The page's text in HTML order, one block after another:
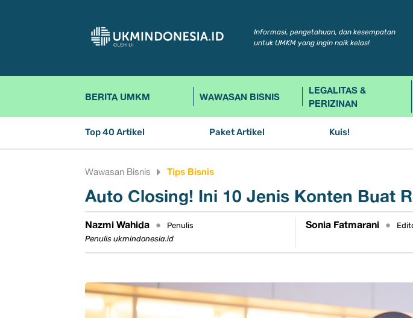
Informasi, pengetahuan, dan kesempatan
untuk UMKM yang ingin naik kelas!
BERITA UMKM WAWASAN BISNIS
LEGALITAS &
PERIZINAN
Top 40 Artikel Paket Artikel Kuis!
Wawasan Bisnis Tips Bisnis
Auto Closing! Ini 10 Jenis Konten Buat
Nazmi Wahida • Penulis
Penulis ukmindonesia.id
Sonia Fatmarani •